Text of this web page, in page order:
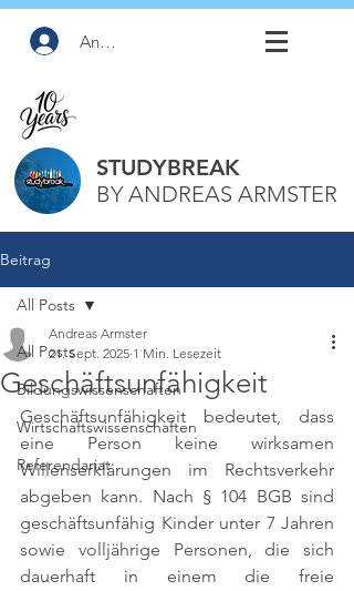
Anmelden
STUDYBREAK
BY ANDREAS ARMSTER
Beitrag
All Posts
Bildungswissenschaften
Wirtschaftswissenschaften
Referendariat
All Posts
Geschäftsunfähigkeit
Andreas Armster
21. Sept. 2025 1 Min. Lesezeit
Geschäftsunfähigkeit bedeutet, dass
eine Person keine wirksamen
Willenserklärungen im Rechtsverkehr
abgeben kann. Nach § 104 BGB sind
geschäftsunfähig Kinder unter 7 Jahren
sowie volljährige Personen, die sich
dauerhaft in einem die freie